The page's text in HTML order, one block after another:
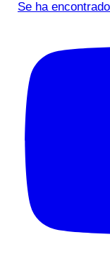
Se ha